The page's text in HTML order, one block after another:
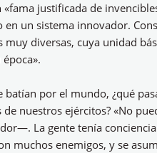
justificada de
en un sistema innovador.
diversas, cuya unidad
por el mundo, ¿qué
nuestros ejércitos? «No
La gente tenía
muchos enemigos, y se